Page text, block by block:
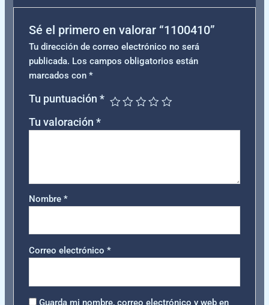
Sé el primero en valorar “1100410”
Tu dirección de correo electrónico no será
publicada. Los campos obligatorios están
marcados con *
Tu puntuación *
Tu valoración *
Nombre *
Correo electrónico *
Guarda mi nombre, correo electrónico y web en